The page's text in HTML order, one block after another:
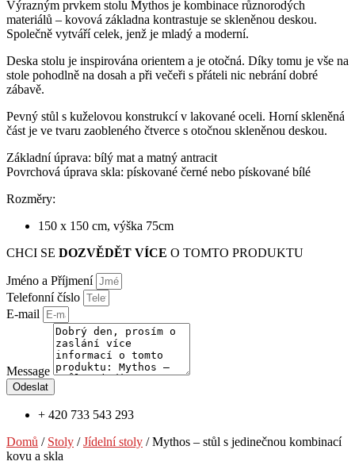
Výrazným prvkem stolu Mythos je kombinace různorodých
materiálů – kovová základna kontrastuje se skleněnou deskou.
Společně vytváří celek, jenž je mladý a moderní.
Deska stolu je inspirována orientem a je otočná. Díky tomu je vše na
stole pohodlně na dosah a při večeři s přáteli nic nebrání dobré
zábavě.
Pevný stůl s kuželovou konstrukcí v lakované oceli. Horní skleněná
část je ve tvaru zaobleného čtverce s otočnou skleněnou deskou.
Základní úprava: bílý mat a matný antracit
Povrchová úprava skla: pískované černé nebo pískované bílé
Rozměry:
150 x 150 cm, výška 75cm
CHCI SE DOZVĚDĚT VÍCE O TOMTO PRODUKTU
Jméno a Příjmení
Telefonní číslo
E-mail
Message
Odeslat
+ 420 733 543 293
Domů / Stoly /Jídelní stoly / Mythos – stůl s jedinečnou kombinací
kovu a skla